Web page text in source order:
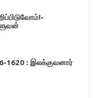
1620 : இலக்குவனார்